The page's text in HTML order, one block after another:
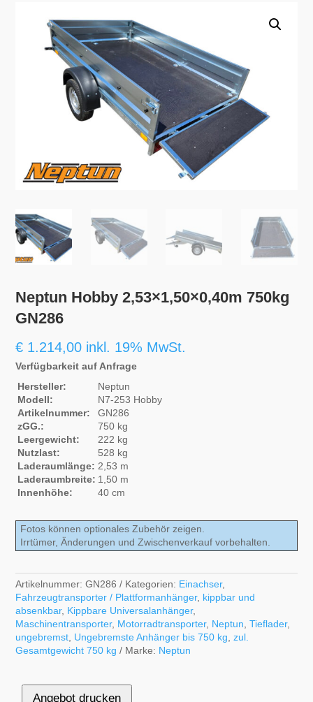
Neptun Hobby 2,53×1,50×0,40m 750kg
GN286
€ 1.214,00 inkl. 19% MwSt.
Verfügbarkeit auf Anfrage
Hersteller:
Neptun
Modell:
N7-253 Hobby
Artikelnummer:
GN286
zGG.:
750 kg
Leergewicht:
222 kg
Nutzlast:
528 kg
Laderaumlänge: 2,53 m
Laderaumbreite: 1,50 m
Innenhöhe:
40 cm
Fotos können optionales Zubehör zeigen.
Irrtümer, Änderungen und Zwischenverkauf vorbehalten.
Artikelnummer:GN286 Kategorien: Einachser,
Fahrzeugtransporter / Plattformanhänger, kippbar und
absenkbar, Kippbare Universalanhänger,
Maschinentransporter, Motorradtransporter, Neptun ,Tieflader,
ungebremst Ungebremste Anhänger bis 750 kg ,zul.
Gesamtgewicht 750 kg
Marke: Neptun
Angebot drucken